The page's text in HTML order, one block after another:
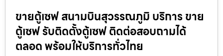
ขายตู้เซฟ สนามบินสุวรรณภูมิ บริการ ขาย
ตู้เซฟ รับติดตั้งตู้เซฟ ติดต่อสอบถามได้
ตลอด พร้อมให้บริการทั่วไทย